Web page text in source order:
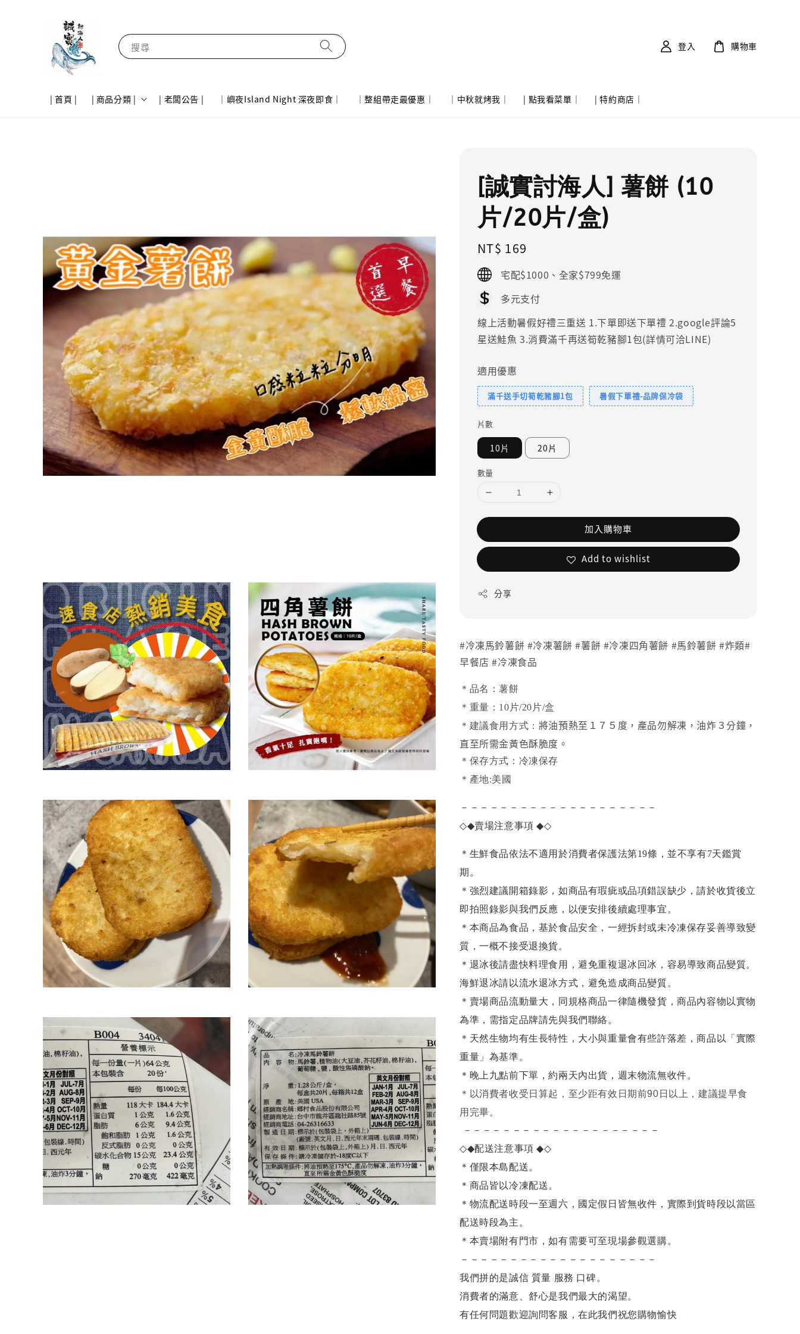
搜尋
| 首頁 | | 商品分類 | | 老闆公告 | ｜嶼夜Island Night 深夜即食｜ ｜整組帶走最優惠｜ ｜中秋就烤我｜ | 點我看菜單｜ | 特約商店｜
登入 購物車
[誠實討海人] 薯餅 (10
片/20片/盒)
Regular
price
NT$ 169
宅配$1000、全家$799免運
多元支付
線上活動暑假好禮三重送 1.下單即送下單禮 2.google評論5
星送鮭魚 3.消費滿千再送筍乾豬腳1包(詳情可洽LINE)
適用優惠
滿千送手切筍乾豬腳1包 暑假下單禮-品牌保冷袋
片數
10片 20片
數量
加入購物車
Add to wishlist
分享
#冷凍馬鈴薯餅 #冷凍薯餅 #薯餅 #冷凍四角薯餅 #馬鈴薯餅 #炸類#
早餐店 #冷凍食品
＊品名：薯餅
＊重量：10片/20片/盒
＊建議食用方式： 將油預熱至１７５度，產品勿解凍，油炸３分鐘，
直至所需金黃色酥脆度。
＊保存方式：冷凍保存
＊產地:美國
－－－－－－－－－－－－－－－－－－－－
◇◆賣場注意事項◆◇
＊生鮮食品依法不適用於消費者保護法第19條，並不享有7天鑑賞
期。
＊強烈建議開箱錄影，如商品有瑕疵或品項錯誤缺少，請於收貨後立
即拍照錄影與我們反應，以便安排後續處理事宜。
＊本商品為食品，基於食品安全，一經拆封或未冷凍保存妥善導致變
質，一概不接受退換貨。
＊退冰後請盡快料理食用，避免重複退冰回冰，容易導致商品變質。
海鮮退冰請以流水退冰方式，避免造成商品變質。
＊賣場商品流動量大，同規格商品一律隨機發貨，商品內容物以實物
為準，需指定品牌請先與我們聯絡。
＊天然生物均有生長特性，大小與重量會有些許落差，商品以「實際
重量」為基準。
＊晚上九點前下單，約兩天內出貨，週末物流無收件。
＊ 以消費者收受日算起，至少距有效日期前90日以上，建議提早食
用完畢。
－－－－－－－－－－－－－－－－－－－－
◇◆配送注意事項◆◇
＊僅限本島配送。
＊商品皆以冷凍配送。
＊物流配送時段一至週六，國定假日皆無收件，實際到貨時段以當區
配送時段為主。
＊本賣場附有門市，如有需要可至現場參觀選購。
－－－－－－－－－－－－－－－－－－－－
我們拼的是誠信 質量 服務 口碑。
消費者的滿意、舒心是我們最大的渴望。
有任何問題歡迎詢問客服，在此我們祝您購物愉快